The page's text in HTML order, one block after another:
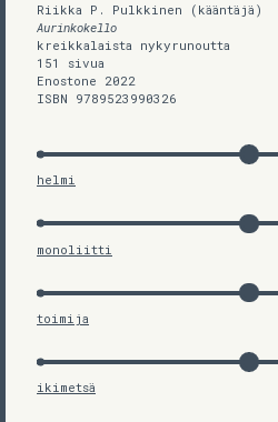
Riikka P. Pulkkinen (kääntäjä)
Aurinkokello
kreikkalaista nykyrunoutta
151 sivua
Enostone 2022
ISBN 9789523990326
helmi
monoliitti
toimija
ikimetsä